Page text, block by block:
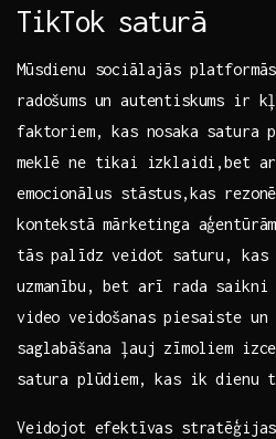
TikTok saturā
Mūsdienu‍ sociālajās
radošums un autentiskums ir‌
faktoriem, kas nosaka
meklē ne tikai izklaidi,bet
emocionālus stāstus,kas
kontekstā mārketinga
tās‌ palīdz veidot saturu,
uzmanību, bet arī rada
video veidošanas piesaiste un
saglabāšana ļauj zīmoliem
satura plūdiem, kas ik
Veidojot efektīvas stratēģijas,